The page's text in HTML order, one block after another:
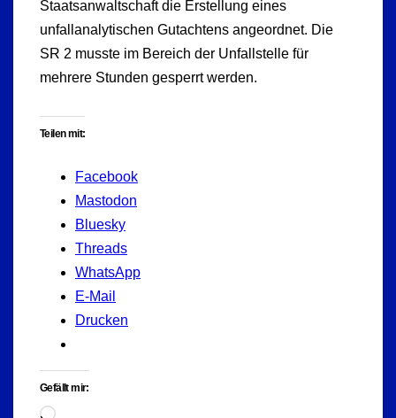
Staatsanwaltschaft die Erstellung eines
unfallanalytischen Gutachtens angeordnet. Die
SR 2 musste im Bereich der Unfallstelle für
mehrere Stunden gesperrt werden.
Teilen mit:
Facebook
Mastodon
Bluesky
Threads
WhatsApp
E-Mail
Drucken
Gefällt mir: